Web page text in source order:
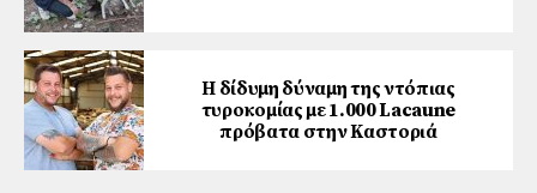
Η δίδυμη δύναμη της ντόπιας
τυροκομίας με 1.000 Lacaune
πρόβατα στην Καστοριά